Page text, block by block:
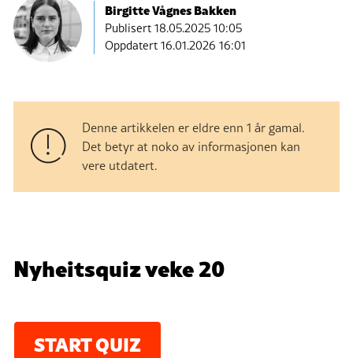
Birgitte Vågnes Bakken
Publisert18.05.2025 10:05
Oppdatert 16.01.2026 16:01
Denne artikkelen er eldre enn 1 år gamal.
Det betyr at noko av informasjonen kan
vere utdatert.
Quiz:
Nyheitsquiz veke 20
START QUIZ